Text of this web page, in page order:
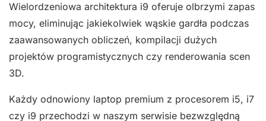
Wielordzeniowa architektura i9 oferuje olbrzymi zapas
mocy, eliminując jakiekolwiek wąskie gardła podczas
zaawansowanych obliczeń, kompilacji dużych
projektów programistycznych czy renderowania scen
3D.
Każdy odnowiony laptop premium z procesorem i5, i7
czy i9 przechodzi w naszym serwisie bezwzględną